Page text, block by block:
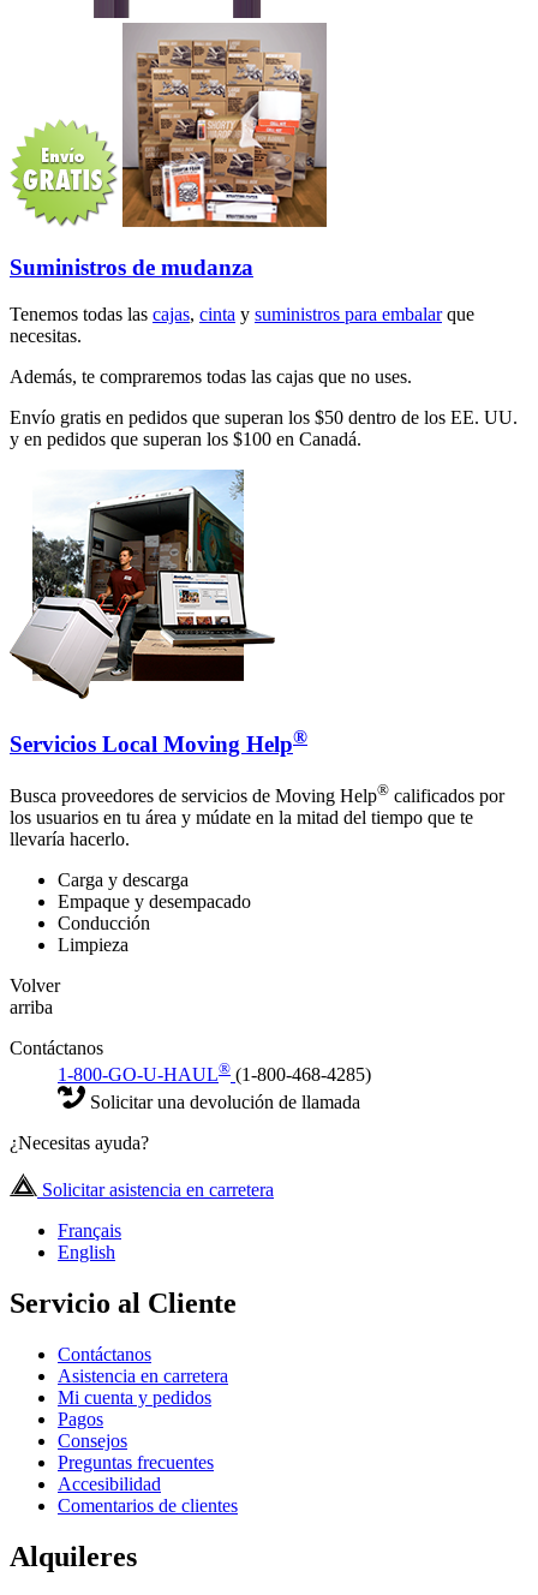
Suministros de mudanza
Tenemos todas las cajas, cinta y suministros para embalarque
necesitas.
Además, te compraremos todas las cajas que no uses.
Envío gratis en pedidos que superan los $50 dentro de los EE. UU.
y en pedidos que superan los $100 en Canadá.
Servicios Local Moving Help®
Busca proveedores de servicios de Moving Help® calificados por
los usuarios en tu área y múdate en la mitad del tiempo que te
llevaría hacerlo.
Carga y descarga
Empaque y desempacado
Conducción
Limpieza
Volver
arriba
Contáctanos
1-800-GO-U-HAUL® (1-800-468-4285)
Solicitar una devolución de llamada
¿Necesitas ayuda?
Solicitar asistencia en carretera
Français
English
Servicio al Cliente
Contáctanos
Asistencia en carretera
Mi cuenta y pedidos
Pagos
Consejos
Preguntas frecuentes
Accesibilidad
Comentarios de clientes
Alquileres